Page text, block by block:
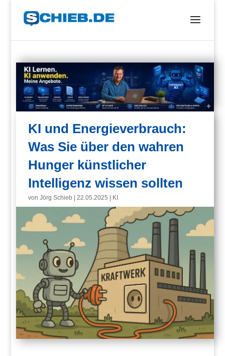
KI und Energieverbrauch:
Was Sie über den wahren
Hunger künstlicher
Intelligenz wissen sollten
vonJörg Schieb |22.05.2025 KI